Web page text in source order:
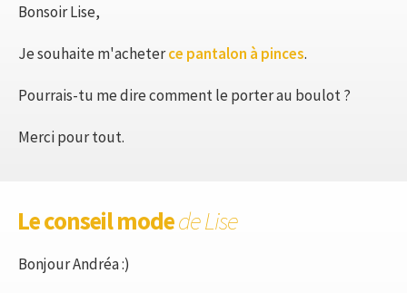
Bonsoir Lise,
Je souhaite m'acheterce pantalon à pinces.
Pourrais-tu me dire comment le porter au boulot ?
Merci pour tout.
Le conseil modede Lise
Bonjour Andréa :)